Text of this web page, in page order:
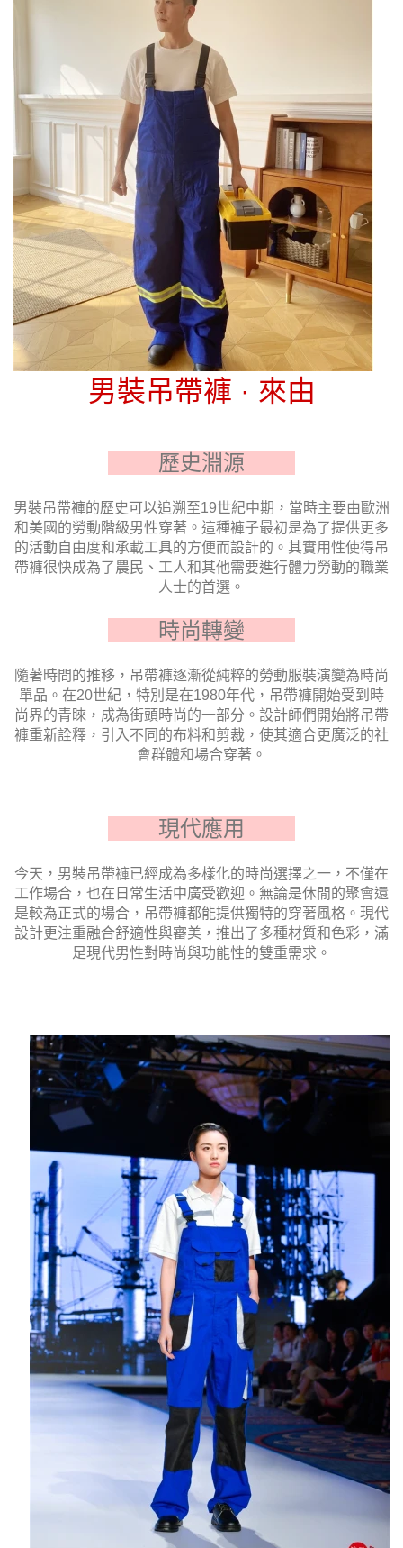
男裝吊帶褲 · 來由
歷史淵源
男裝吊帶褲的歷史可以追溯至19世紀中期，當時主要由歐洲
和美國的勞動階級男性穿著。這種褲子最初是為了提供更多
的活動自由度和承載工具的方便而設計的。其實用性使得吊
帶褲很快成為了農民、工人和其他需要進行體力勞動的職業
人士的首選。
時尚轉變
隨著時間的推移，吊帶褲逐漸從純粹的勞動服裝演變為時尚
單品。在20世紀，特別是在1980年代，吊帶褲開始受到時
尚界的青睞，成為街頭時尚的一部分。設計師們開始將吊帶
褲重新詮釋，引入不同的布料和剪裁，使其適合更廣泛的社
會群體和場合穿著。
現代應用
今天，男裝吊帶褲已經成為多樣化的時尚選擇之一，不僅在
工作場合，也在日常生活中廣受歡迎。無論是休閒的聚會還
是較為正式的場合，吊帶褲都能提供獨特的穿著風格。現代
設計更注重融合舒適性與審美，推出了多種材質和色彩，滿
足現代男性對時尚與功能性的雙重需求。